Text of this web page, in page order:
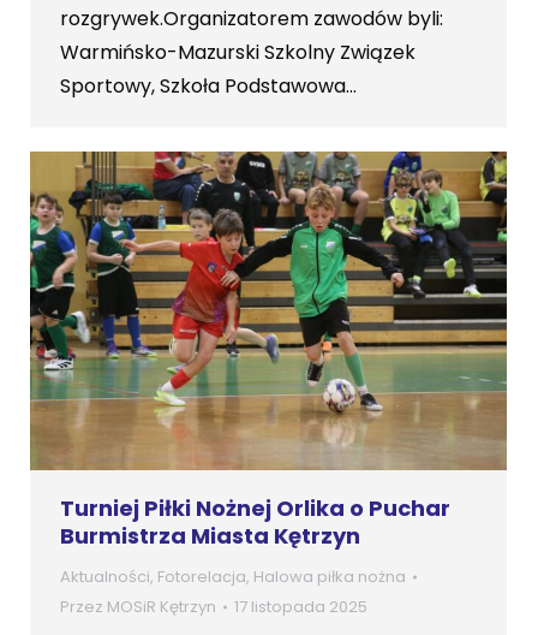
rozgrywek.Organizatorem zawodów byli:
Warmińsko-Mazurski Szkolny Związek
Sportowy, Szkoła Podstawowa…
Turniej Piłki Nożnej Orlika o Puchar
Burmistrza Miasta Kętrzyn
Aktualności, Fotorelacja, Halowa piłka nożna
Przez MOSiR Kętrzyn 17 listopada 2025